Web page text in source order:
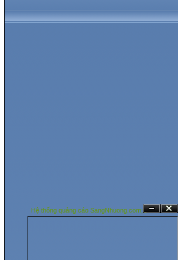
Ẩn Đóng
Hệ thống quảng cáo SangNhuong.com;